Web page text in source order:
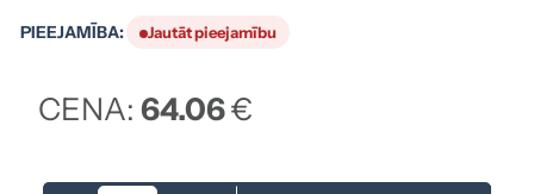
PIEEJAMĪBA: Jautāt pieejamību
CENA:64.06€